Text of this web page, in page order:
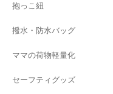
抱っこ紐
撥水・防水バッグ
ママの荷物軽量化
セーフティグッズ